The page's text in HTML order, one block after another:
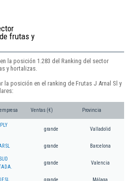
frutas y
la posición 1.283 del Ranking del sector
y hortalizas.
la posición en el ranking de Frutas J Arnal Sl y
Ventas (€) Provincia
grande Valladolid
SL grande Barcelona
grande Valencia
SL grande Málaga